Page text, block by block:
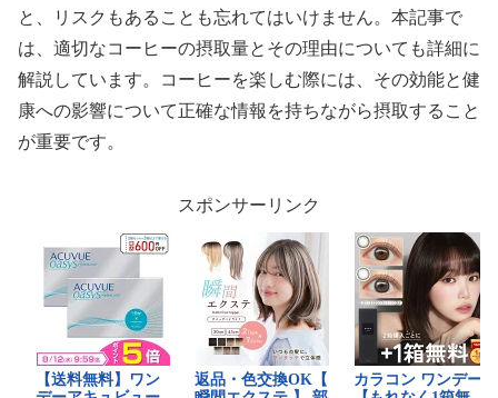
と、リスクもあることも忘れてはいけません。本記事で
は、適切なコーヒーの摂取量とその理由についても詳細に
解説しています。コーヒーを楽しむ際には、その効能と健
康への影響について正確な情報を持ちながら摂取すること
が重要です。
スポンサーリンク